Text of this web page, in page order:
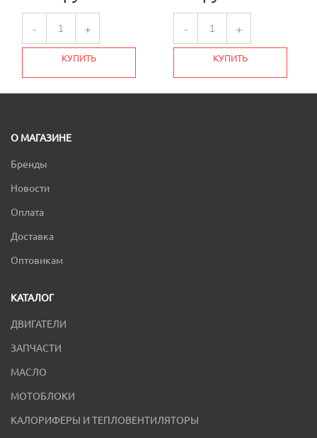
- +
КУПИТЬ
- +
КУПИТЬ
О МАГАЗИНЕ
Бренды
Новости
Оплата
Доставка
Оптовикам
КАТАЛОГ
ДВИГАТЕЛИ
ЗАПЧАСТИ
МАСЛО
МОТОБЛОКИ
КАЛОРИФЕРЫ И ТЕПЛОВЕНТИЛЯТОРЫ